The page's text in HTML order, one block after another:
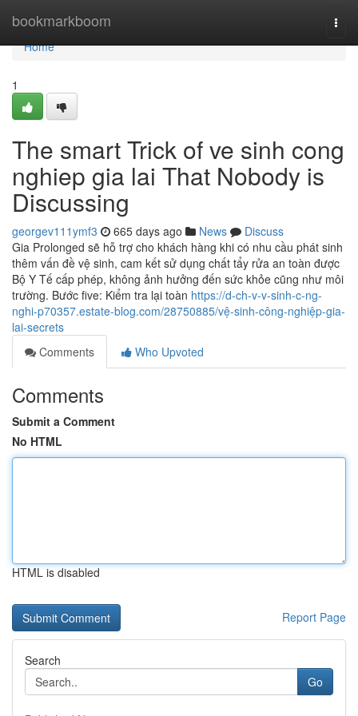
bookmarkboom
Home
Home
1
The smart Trick of ve sinh cong
nghiep gia lai That Nobody is
Discussing
georgev111ymf3 665 days ago News
Discuss
Gia Prolonged sẽ hỗ trợ cho khách hàng khi có nhu cầu phát sinh
thêm vấn đề vệ sinh, cam kết sử dụng chất tẩy rửa an toàn được
Bộ Y Tế cấp phép, không ảnh hưởng đến sức khỏe cũng như môi
trường. Bước five: Kiểm tra lại toàn https://d-ch-v-v-sinh-c-ng-
nghi-p70357.estate-blog.com/28750885/vệ-sinh-công-nghiệp-gia-
lai-secrets
Comments
Who Upvoted
Comments
Submit a Comment
No HTML
HTML is disabled
Report Page
Search
Go